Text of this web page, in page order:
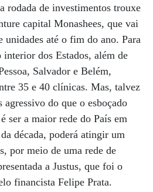
rodada de investimentos trouxe
capital Monashees, que vai
até o fim do ano. Para
dos Estados, além de
Salvador e Belém,
35 e 40 clínicas. Mas, talvez
do que o esboçado
ser a maior rede do País em
década, poderá atingir um
por meio de uma rede de
a Justus, que foi o
financista Felipe Prata.